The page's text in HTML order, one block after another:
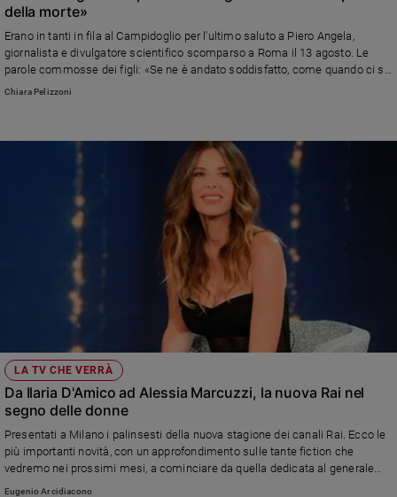
della morte»
Erano in tanti in fila al Campidoglio per l'ultimo saluto a Piero Angela,
giornalista e divulgatore scientifico scomparso a Roma il 13 agosto. Le
parole commosse dei figli: «Se ne è andato soddisfatto, come quando ci si
alza dopo una cena con gli amici»
Chiara Pelizzoni
LA TV CHE VERRÀ
Da Ilaria D'Amico ad Alessia Marcuzzi, la nuova Rai nel
segno delle donne
Presentati a Milano i palinsesti della nuova stagione dei canali Rai. Ecco le
più importanti novità, con un approfondimento sulle tante fiction che
vedremo nei prossimi mesi, a cominciare da quella dedicata al generale
Carlo Alberto Dalla Chiesa
Eugenio Arcidiacono